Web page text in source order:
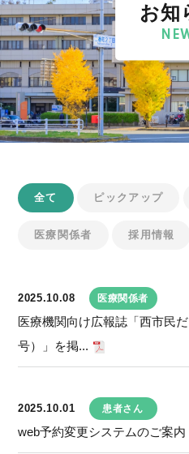
お知
全て ピックアップ
医療関係者 採用情報
2025.10.08 医療関係者
医療機関向け広報誌「西市民
号）」を掲...
2025.10.01 患者さん
web予約変更システムのご案内